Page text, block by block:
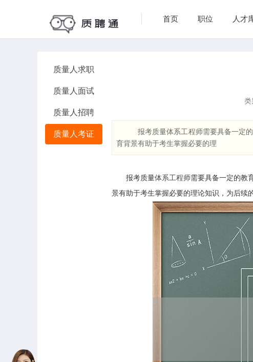
首页 职位 人才
质量人求职
质量人面试
质量人招聘
质量人考证
类
报考质量体系工程师需要具备一定
育背景有助于考生掌握必要的理
报考质量体系工程师需要具备一定的教
景有助于考生掌握必要的理论知识，为后续